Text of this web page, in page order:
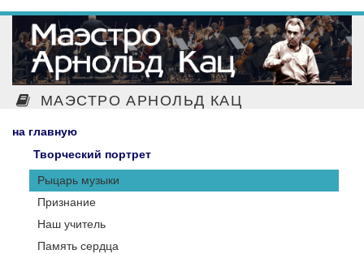
МАЭСТРО АРНОЛЬД КАЦ
на главную
Творческий портрет
Рыцарь музыки
Признание
Наш учитель
Память сердца